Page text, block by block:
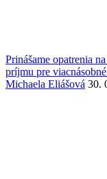
Prinášame opatrenia
príjmu pre
Michaela Eliášová 30.